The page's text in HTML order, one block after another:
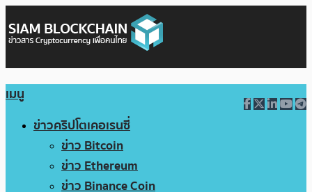
เมนู
ข่าวคริปโตเคอเรนซี่
ข่าว Bitcoin
ข่าว Ethereum
ข่าว Binance Coin